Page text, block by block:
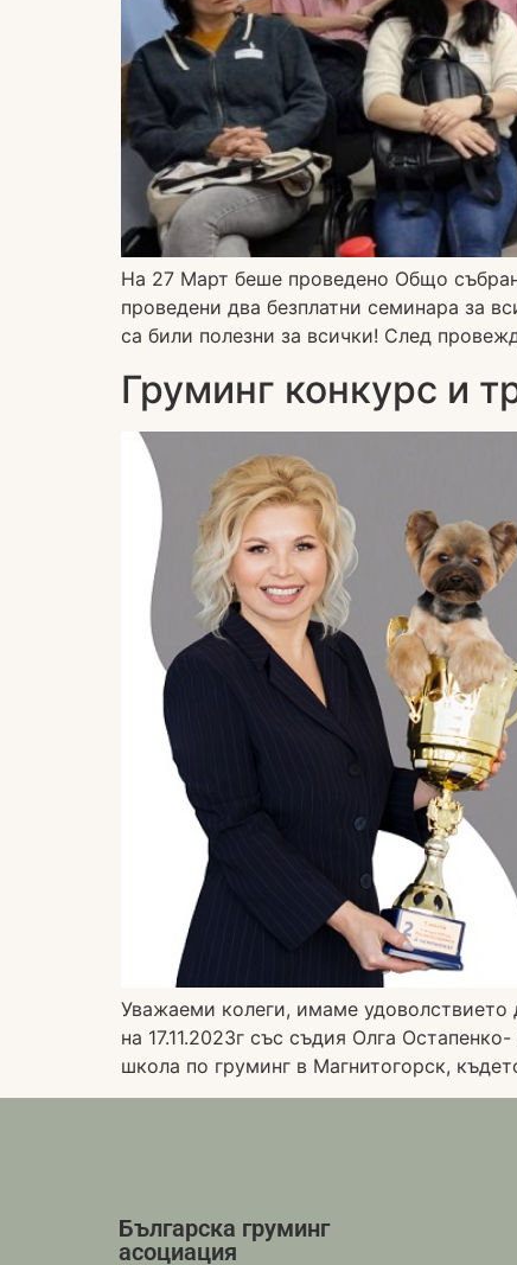
На 27 Март беше проведено Общо
проведени два безплатни семинара за
са били полезни за всички! След
Груминг конкурс и
Уважаеми колеги, имаме удоволствието
на 17.11.2023г със съдия Олга
школа по груминг в Магнитогорск,
Българска груминг
асоциация